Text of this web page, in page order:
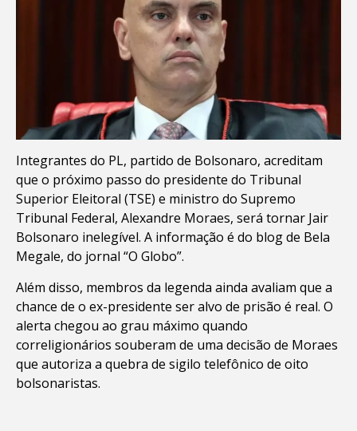
Integrantes do PL, partido de Bolsonaro, acreditam
que o próximo passo do presidente do Tribunal
Superior Eleitoral (TSE) e ministro do Supremo
Tribunal Federal, Alexandre Moraes, será tornar Jair
Bolsonaro inelegível. A informação é do blog de Bela
Megale, do jornal “O Globo”.
Além disso, membros da legenda ainda avaliam que a
chance de o ex-presidente ser alvo de prisão é real. O
alerta chegou ao grau máximo quando
correligionários souberam de uma decisão de Moraes
que autoriza a quebra de sigilo telefônico de oito
bolsonaristas.